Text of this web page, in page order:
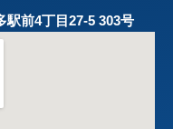
駅前4丁目27-5 303号